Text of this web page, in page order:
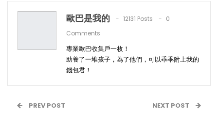
歐巴是我的 12131 Posts
0
Comments
專業歐巴收集戶一枚！
助養了一堆孩子，為了他們，可以乖乖附上我的
錢包君！
PREV POST NEXT POST